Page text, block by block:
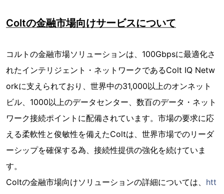
Coltの金融市場向けサービスについて
コルトの金融市場ソリューションは、100Gbpsに最適化さ
れたインテリジェント・ネットワークであるColt IQ Netw
orkに支えられており、世界中の31,000以上のオンネット
ビル、1000以上のデータセンター、数百のデータ・ネット
ワーク接続ポイントに配備されています。市場の要求に応
える柔軟性と俊敏性を備えたColtは、世界市場でのリーダ
ーシップを確保する為、接続性提供の強化を続けていま
す。
Coltの金融市場向けソリューションの詳細については、 htt